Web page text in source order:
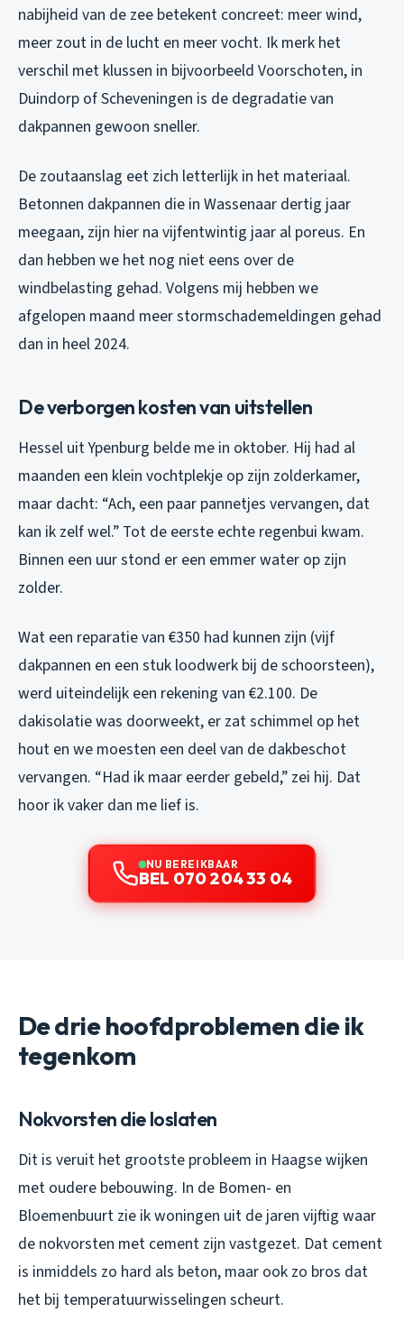
nabijheid van de zee betekent concreet: meer wind,
meer zout in de lucht en meer vocht. Ik merk het
verschil met klussen in bijvoorbeeld Voorschoten, in
Duindorp of Scheveningen is de degradatie van
dakpannen gewoon sneller.
De zoutaanslag eet zich letterlijk in het materiaal.
Betonnen dakpannen die in Wassenaar dertig jaar
meegaan, zijn hier na vijfentwintig jaar al poreus. En
dan hebben we het nog niet eens over de
windbelasting gehad. Volgens mij hebben we
afgelopen maand meer stormschademeldingen gehad
dan in heel 2024.
De verborgen kosten van uitstellen
Hessel uit Ypenburg belde me in oktober. Hij had al
maanden een klein vochtplekje op zijn zolderkamer,
maar dacht: “Ach, een paar pannetjes vervangen, dat
kan ik zelf wel.” Tot de eerste echte regenbui kwam.
Binnen een uur stond er een emmer water op zijn
zolder.
Wat een reparatie van €350 had kunnen zijn (vijf
dakpannen en een stuk loodwerk bij de schoorsteen),
werd uiteindelijk een rekening van €2.100. De
dakisolatie was doorweekt, er zat schimmel op het
hout en we moesten een deel van de dakbeschot
vervangen. “Had ik maar eerder gebeld,” zei hij. Dat
hoor ik vaker dan me lief is.
NU BEREIKBAAR
BEL 070 204 33 04
De drie hoofdproblemen die ik
tegenkom
Nokvorsten die loslaten
Dit is veruit het grootste probleem in Haagse wijken
met oudere bebouwing. In de Bomen- en
Bloemenbuurt zie ik woningen uit de jaren vijftig waar
de nokvorsten met cement zijn vastgezet. Dat cement
is inmiddels zo hard als beton, maar ook zo bros dat
het bij temperatuurwisselingen scheurt.